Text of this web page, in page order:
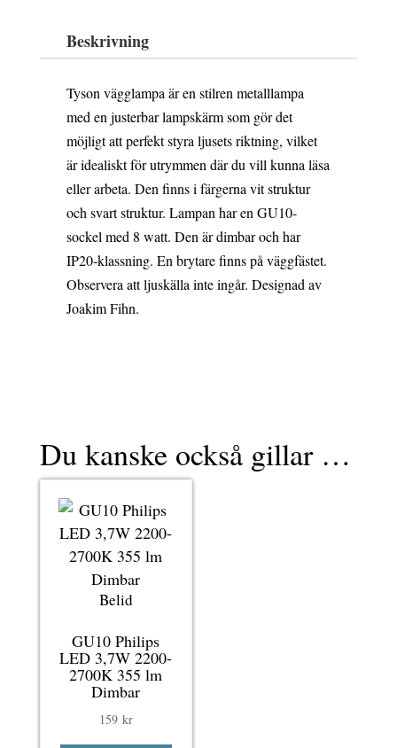
Beskrivning
Tyson vägglampa är en stilren metalllampa
med en justerbar lampskärm som gör det
möjligt att perfekt styra ljusets riktning, vilket
är idealiskt för utrymmen där du vill kunna läsa
eller arbeta. Den finns i färgerna vit struktur
och svart struktur. Lampan har en GU10-
sockel med 8 watt. Den är dimbar och har
IP20-klassning. En brytare finns på väggfästet.
Observera att ljuskälla inte ingår. Designad av
Joakim Fihn.
Du kanske också gillar …
Belid
GU10 Philips
LED 3,7W 2200-
2700K 355 lm
Dimbar
159 kr